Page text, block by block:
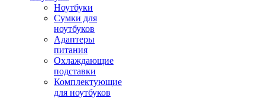
Ноутбуки
Сумки для
ноутбуков
Адаптеры
питания
Охлаждающие
подставки
Комплектующие
для ноутбуков